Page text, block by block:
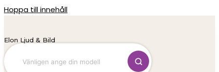
Hoppa till innehåll
Elon Ljud & Bild